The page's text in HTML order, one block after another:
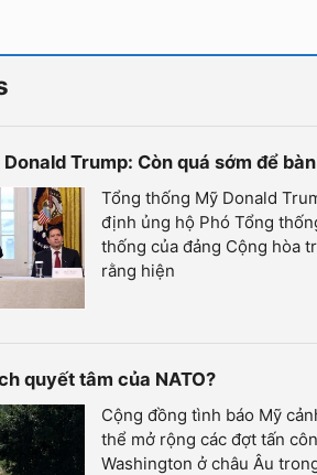
Trump: Còn quá sớm để
Tổng thống Mỹ Donald
định ủng hộ Phó Tổng
thống của đảng Cộng hòa
rằng hiện
quyết tâm của NATO?
Cộng đồng tình báo Mỹ
thể mở rộng các đợt tấn
Washington ở châu Âu